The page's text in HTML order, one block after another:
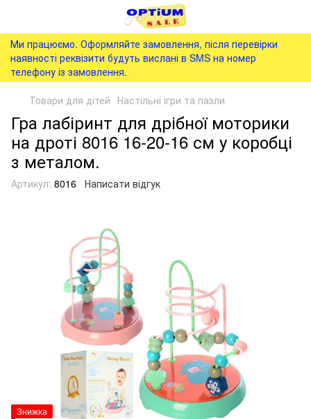
Ми працюємо. Оформляйте замовлення, після перевірки
наявності реквізити будуть вислані в SMS на номер
телефону із замовлення.
Товари для дітей Настільні ігри та пазли
Гра лабіринт для дрібної моторики
на дроті 8016 16-20-16 см у коробці
з металом.
Артикул: 8016 Написати відгук
Знижка